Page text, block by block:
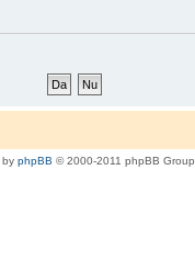
by phpBB © 2000-2011 phpBB Group